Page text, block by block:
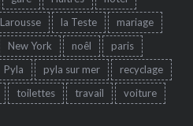
Larousse la Teste
mariage
New York noêl
paris
Pyla pyla sur mer
recyclage
toilettes travail
voiture